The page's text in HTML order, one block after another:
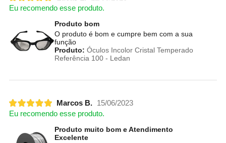
Eu recomendo esse produto.
Produto bom
O produto é bom e cumpre bem com a sua
função
Produto: Óculos Incolor Cristal Temperado
Referência 100 - Ledan
Marcos B.
15/06/2023
Eu recomendo esse produto.
Produto muito bom e Atendimento
Excelente